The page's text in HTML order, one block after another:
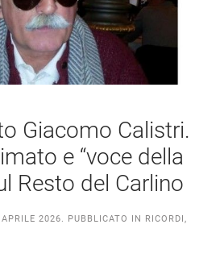
Giacomo Calistri.
e “voce della
Resto del Carlino
2026. PUBBLICATO IN RICORDI,